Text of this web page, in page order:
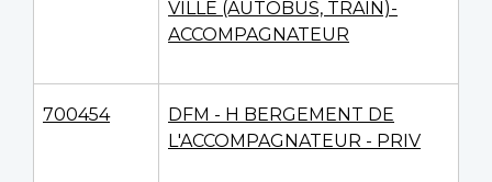
VILLE (AUTOBUS, TRAIN)-
ACCOMPAGNATEUR
700454
DFM - H BERGEMENT DE
L'ACCOMPAGNATEUR - PRIV